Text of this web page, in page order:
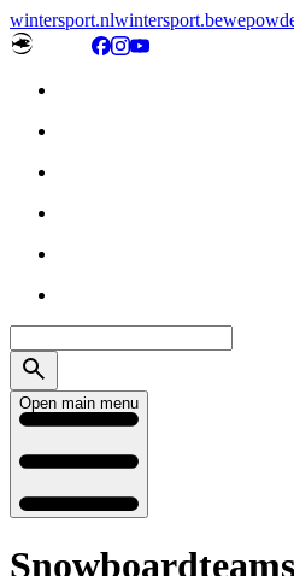
wintersport.nlwintersport.be
Open main menu